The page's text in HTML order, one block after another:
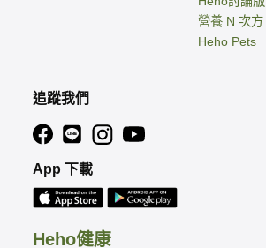
Heho健康
營養 N 次方
Heho Pets
追蹤我們
App 下載